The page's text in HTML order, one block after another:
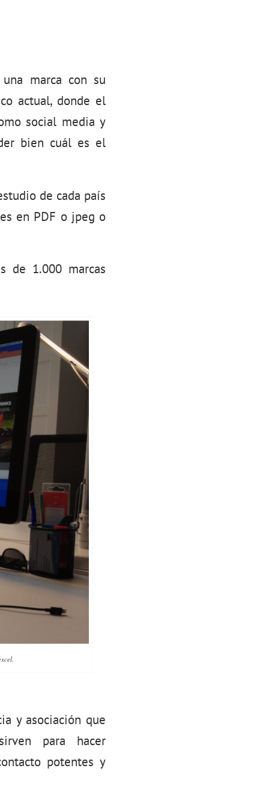
marca con su
actual, donde el
social media y
bien cuál es el
de cada país
en PDF o jpeg o
de 1.000 marcas
y asociación que
para hacer
potentes y